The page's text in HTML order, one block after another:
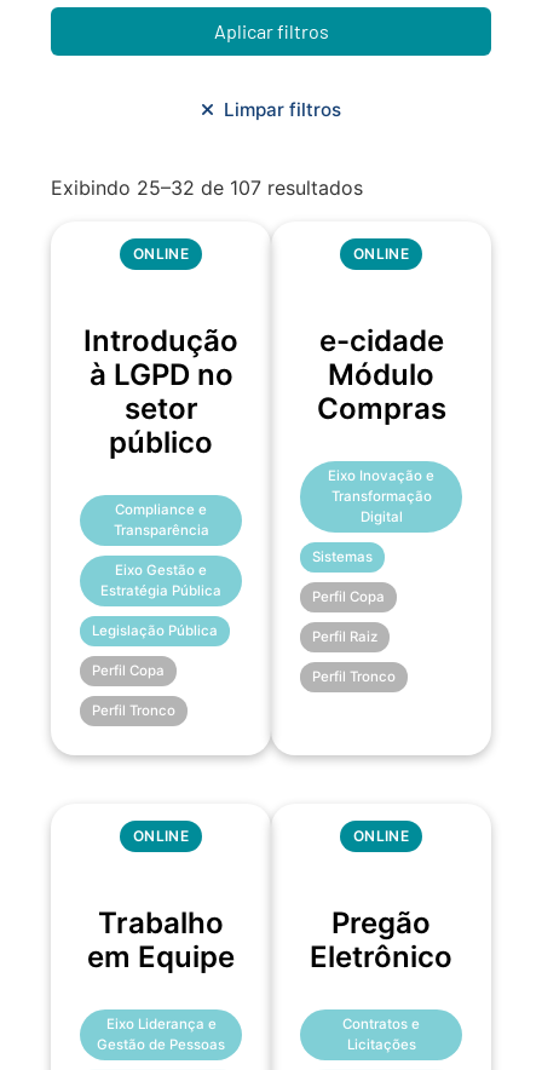
Metodologias Ágeis
Orçamento e Finanças
Planejamento Urbano/Mobilidade
Aplicar filtros
Limpar filtros
Exibindo 25–32 de 107 resultados
ONLINE
Introdução
à LGPD no
setor
público
Compliance e
Transparência
Eixo Gestão e
Estratégia Pública
Legislação Pública
Perfil Copa
Perfil Tronco
ONLINE
e-cidade
Módulo
Compras
Eixo Inovação e
Transformação
Digital
Sistemas
Perfil Copa
Perfil Raiz
Perfil Tronco
ONLINE
Trabalho
em Equipe
Eixo Liderança e
Gestão de Pessoas
ONLINE
Pregão
Eletrônico
Contratos e
Licitações